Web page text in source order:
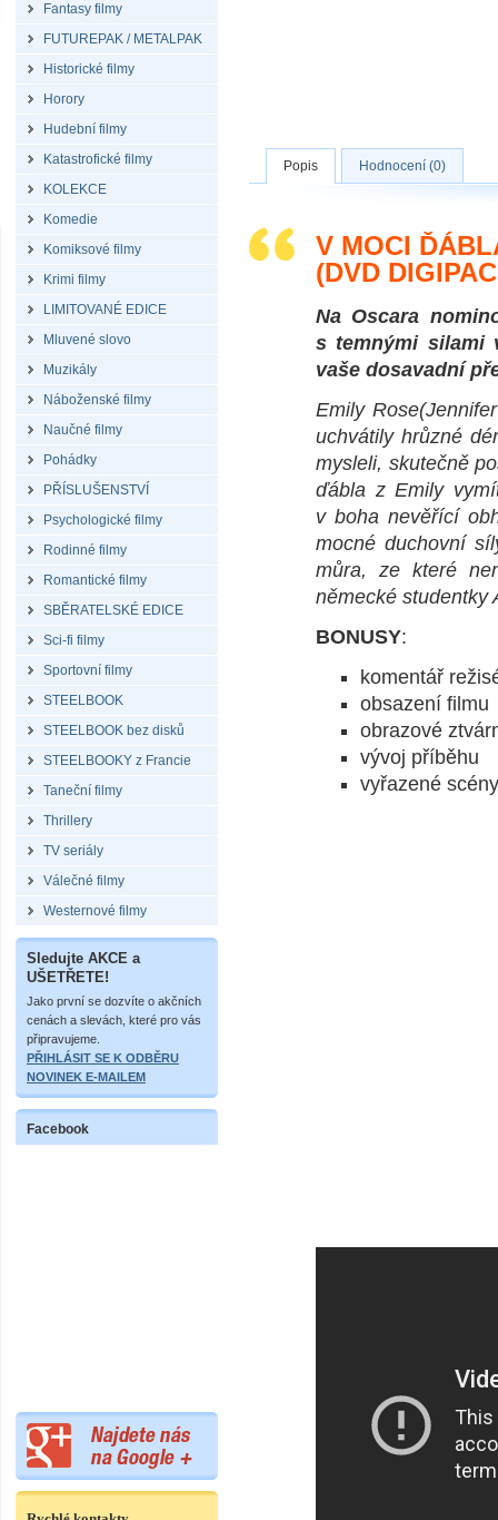
Fantasy filmy
FUTUREPAK / METALPAK
Historické filmy
Horory
Hudební filmy
Katastrofické filmy
KOLEKCE
Komedie
Komiksové filmy
Krimi filmy
LIMITOVANÉ EDICE
Mluvené slovo
Muzikály
Náboženské filmy
Naučné filmy
Pohádky
PŘÍSLUŠENSTVÍ
Psychologické filmy
Rodinné filmy
Romantické filmy
SBĚRATELSKÉ EDICE
Sci-fi filmy
Sportovní filmy
STEELBOOK
STEELBOOK bez disků
STEELBOOKY z Francie
Taneční filmy
Thrillery
TV seriály
Válečné filmy
Westernové filmy
Sledujte AKCE a
UŠETŘETE!
Jako první se dozvíte o akčních
cenách a slevách, které pro vás
připravujeme.
PŘIHLÁSIT SE K ODBĚRU
NOVINEK E-MAILEM
Facebook
Popis Hodnocení (0)
V MOCI
(DVD
Na Oscara
s temnými silami
vaše dosavadní
Emily
uchvátily hrůzné
mysleli, skutečně
ďábla z Emily
v boha nevěřící
mocné duchovní
můra, ze které
německé studentky
BONUSY:
komentář
obsazení filmu
obrazové
vývoj příběhu
vyřazené scény